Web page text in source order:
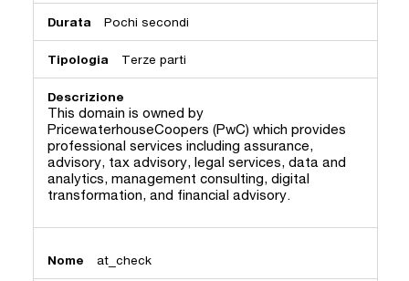
Pochi secondi
Terze parti
This domain is owned by
PricewaterhouseCoopers (PwC) which provides
professional services including assurance,
advisory, tax advisory, legal services, data and
analytics, management consulting, digital
transformation, and financial advisory.
at_check